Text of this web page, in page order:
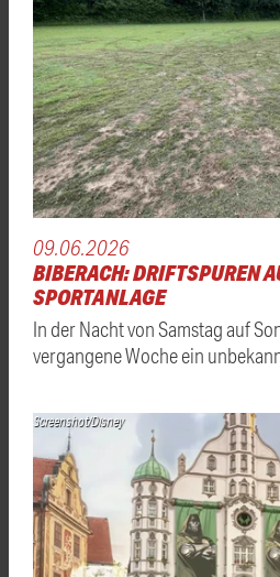
09.06.2026
BIBERACH: DRIFTSPUREN
SPORTANLAGE
In der Nacht von Samstag auf
vergangene Woche ein
Screenshot/Disney